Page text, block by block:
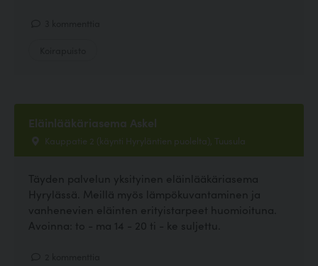
Eläinlääkäriasema Askel
Kauppatie 2 (käynti Hyryläntien puolelta), Tuusula
Täyden palvelun yksityinen eläinlääkäriasema
Hyrylässä. Meillä myös lämpökuvantaminen ja
vanhenevien eläinten erityistarpeet huomioituna.
Avoinna: to - ma 14 - 20 ti - ke suljettu.